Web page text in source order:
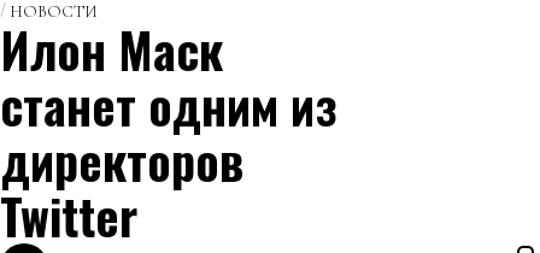
НОВОСТИ
Илон Маск
станет одним из
директоров
Twitter